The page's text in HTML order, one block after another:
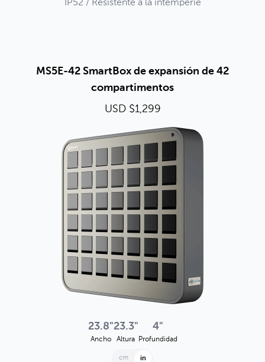
IP52 / Resistente a la intemperie
MS5E-42 SmartBox de expansión de 42
compartimentos
USD $1,299
23.8"
Ancho
23.3"
Altura
4"
Profundidad
cm in